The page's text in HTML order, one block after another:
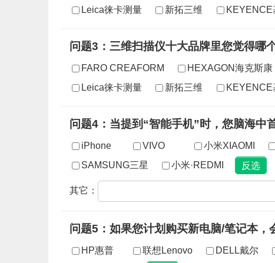
Leica徕卡测量
新拓三维 KEYENCE
问题3：三维扫描仪十大品牌里您觉得哪
FARO CREAFORM HEXAGON海克斯康
Leica徕卡测量
新拓三维 KEYENCE
问题4：当提到“智能手机”时，您脑海中
iPhone VIVO 小米XIAOMI
SAMSUNG三星
小米·REDMI
其它：
问题5：如果您计划购买新电脑/笔记本，
HP惠普 联想Lenovo DELL戴尔